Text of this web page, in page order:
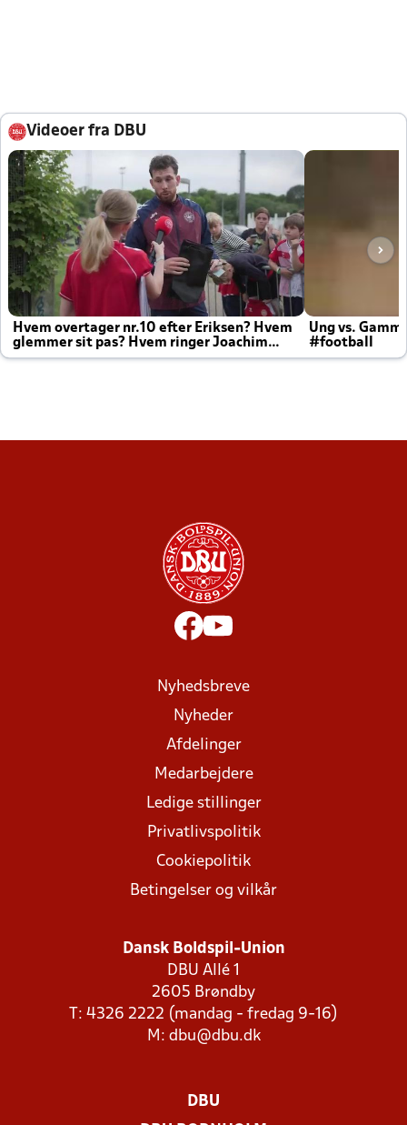
Videoer fra DBU
Hvem overtager nr.10 efter Eriksen? Hvem
glemmer sit pas? Hvem ringer Joachim
altid til efter kampe?
Ung vs.
#football
Nyhedsbreve
Nyheder
Afdelinger
Medarbejdere
Ledige stillinger
Privatlivspolitik
Cookiepolitik
Betingelser og vilkår
Dansk Boldspil-Union
DBU Allé 1
2605 Brøndby
T: 4326 2222 (mandag - fredag 9-16)
M: dbu@dbu.dk
DBU